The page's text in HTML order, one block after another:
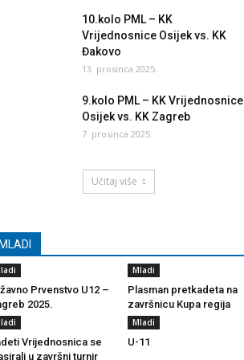
10.kolo PML – KK
Vrijednosnice Osijek vs. KK
Đakovo
13. prosinca 2025.
9.kolo PML – KK Vrijednosnice
Osijek vs. KK Zagreb
7. prosinca 2025.
Učitaj više
Prvenstvo U12 –
2025.
Mladi
Plasman pretkadeta na
završnicu Kupa regija
Vrijednosnica se
u završni turnir
Mladi
U-11